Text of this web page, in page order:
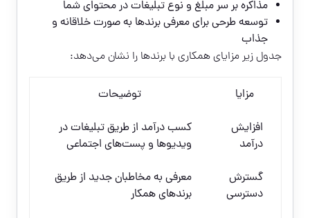
مذاکره بر سر مبلغ و نوع تبلیغات در محتوای شما
توسعه طرحی برای معرفی برندها به صورت خلاقانه و
جذاب
جدول زیر مزایای همکاری با برندها را نشان می‌دهد:
مزایا
توضیحات
افزایش
درآمد
کسب درآمد از طریق تبلیغات در
ویدیوها و پست‌های اجتماعی
گسترش
دسترسی
معرفی به مخاطبان جدید از طریق
برندهای همکار